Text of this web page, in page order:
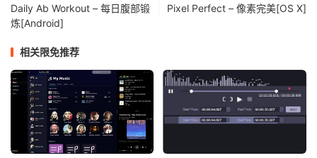
Daily Ab Workout – 每日腹部锻
炼[Android]
Pixel Perfect – 像素完美[OS X]
相关限免推荐